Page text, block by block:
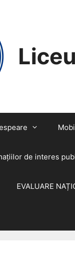
de interes
EVALUARE